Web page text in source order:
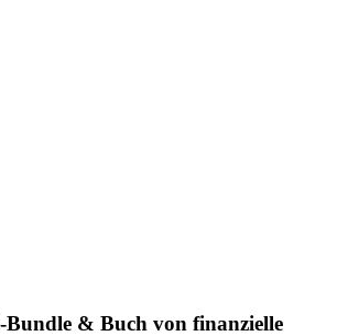
Bundle & Buch von finanzielle